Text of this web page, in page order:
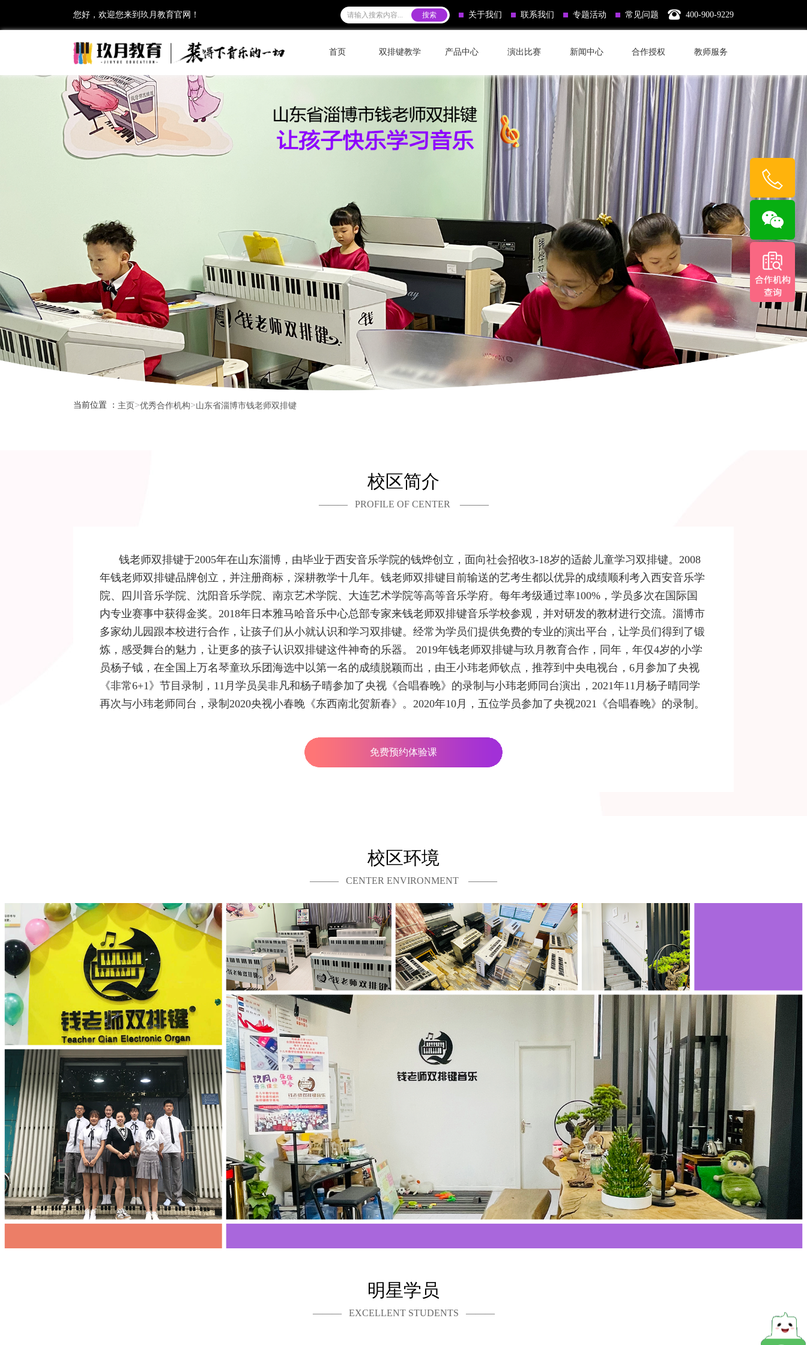
您好，欢迎您来到玖月教育官网！ 关于我们 联系我们 专题活动 常见问题 400-900-9229
首页 双排键教学 产品中心 演出比赛 新闻中心 合作授权 教师服务
当前位置 ： 主页>优秀合作机构>山东省淄博市钱老师双排键
校区简介
——— PROFILE OF CENTER ———
钱老师双排键于2005年在山东淄博，由毕业于西安音乐学院的钱烨创立，面向社会招收3-18岁的适龄儿童学习双排键。2008
年钱老师双排键品牌创立，并注册商标，深耕教学十几年。钱老师双排键目前输送的艺考生都以优异的成绩顺利考入西安音乐学
院、四川音乐学院、沈阳音乐学院、南京艺术学院、大连艺术学院等高等音乐学府。每年考级通过率100%，学员多次在国际国
内专业赛事中获得金奖。2018年日本雅马哈音乐中心总部专家来钱老师双排键音乐学校参观，并对研发的教材进行交流。淄博市
多家幼儿园跟本校进行合作，让孩子们从小就认识和学习双排键。经常为学员们提供免费的专业的演出平台，让学员们得到了锻
炼，感受舞台的魅力，让更多的孩子认识双排键这件神奇的乐器。 2019年钱老师双排键与玖月教育合作，同年，年仅4岁的小学
员杨子钺，在全国上万名琴童玖乐团海选中以第一名的成绩脱颖而出，由王小玮老师钦点，推荐到中央电视台，6月参加了央视
《非常6+1》节目录制，11月学员吴非凡和杨子晴参加了央视《合唱春晚》的录制与小玮老师同台演出，2021年11月杨子晴同学
再次与小玮老师同台，录制2020央视小春晚《东西南北贺新春》。2020年10月，五位学员参加了央视2021《合唱春晚》的录制。
免费预约体验课
校区环境
——— CENTER ENVIRONMENT ———
明星学员
——— EXCELLENT STUDENTS ———